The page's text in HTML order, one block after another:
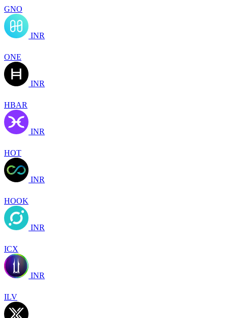
GNO
INR
ONE
INR
HBAR
INR
HOT
INR
HOOK
INR
ICX
INR
ILV